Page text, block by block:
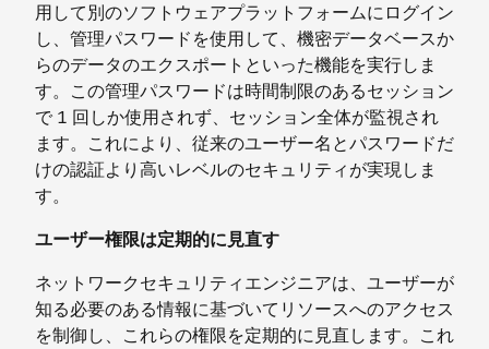
用して別のソフトウェアプラットフォームにログイン
し、管理パスワードを使用して、機密データベースか
らのデータのエクスポートといった機能を実行しま
す。この管理パスワードは時間制限のあるセッション
で 1 回しか使用されず、セッション全体が監視され
ます。これにより、従来のユーザー名とパスワードだ
けの認証より高いレベルのセキュリティが実現しま
す。
ユーザー権限は定期的に見直す
ネットワークセキュリティエンジニアは、ユーザーが
知る必要のある情報に基づいてリソースへのアクセス
を制御し、これらの権限を定期的に見直します。これ